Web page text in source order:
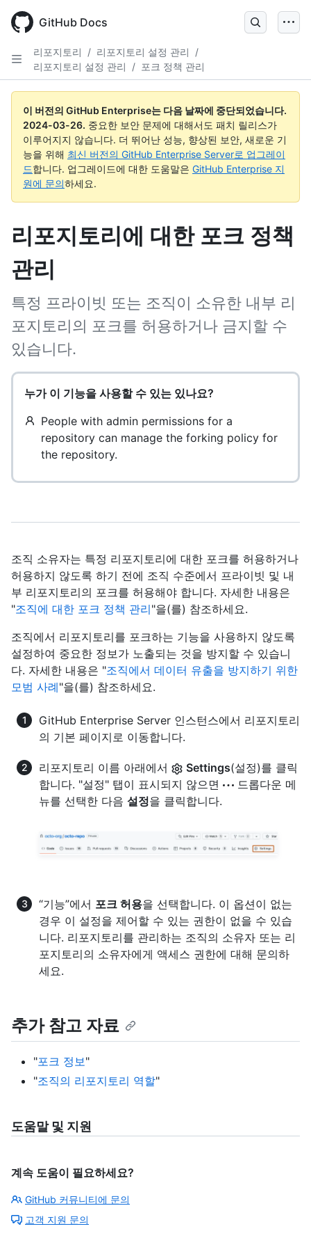
main
GitHub Docs
리포지토리 / 리포지토리 설정 관리
/
리포지토리 설정 관리
/ 포크 정책 관리
이 버전의 GitHub Enterprise는 다음 날짜에 중단되었습니다.
2024-03-26. 중요한 보안 문제에 대해서도 패치 릴리스가
이루어지지 않습니다. 더 뛰어난 성능, 향상된 보안, 새로운 기
능을 위해 최신 버전의 GitHub Enterprise Server로 업그레이
드합니다. 업그레이드에 대한 도움말은 GitHub Enterprise 지
원에 문의하세요.
리포지토리에 대한 포크 정책
관리
특정 프라이빗 또는 조직이 소유한 내부 리
포지토리의 포크를 허용하거나 금지할 수
있습니다.
누가 이 기능을 사용할 수 있는 있나요?
People with admin permissions for a
repository can manage the forking policy for
the repository.
조직 소유자는 특정 리포지토리에 대한 포크를 허용하거나
허용하지 않도록 하기 전에 조직 수준에서 프라이빗 및 내
부 리포지토리의 포크를 허용해야 합니다. 자세한 내용은
"조직에 대한 포크 정책 관리"을(를) 참조하세요.
조직에서 리포지토리를 포크하는 기능을 사용하지 않도록
설정하여 중요한 정보가 노출되는 것을 방지할 수 있습니
다. 자세한 내용은 "조직에서 데이터 유출을 방지하기 위한
모범 사례"을(를) 참조하세요.
GitHub Enterprise Server 인스턴스에서 리포지토리
의 기본 페이지로 이동합니다.
리포지토리 이름 아래에서 Settings(설정)를 클릭
합니다. "설정" 탭이 표시되지 않으면
드롭다운 메
뉴를 선택한 다음 설정을 클릭합니다.
“기능”에서 포크 허용을 선택합니다. 이 옵션이 없는
경우 이 설정을 제어할 수 있는 권한이 없을 수 있습
니다. 리포지토리를 관리하는 조직의 소유자 또는 리
포지토리의 소유자에게 액세스 권한에 대해 문의하
세요.
추가 참고 자료
"포크 정보"
"조직의 리포지토리 역할"
도움말 및 지원
계속 도움이 필요하세요?
GitHub 커뮤니티에 문의
고객 지원 문의